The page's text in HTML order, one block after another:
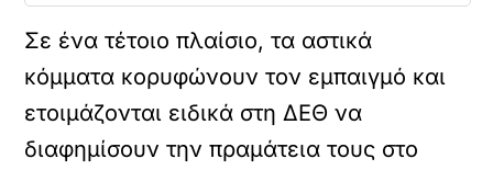
Σε ένα τέτοιο πλαίσιο, τα αστικά
κόμματα κορυφώνουν τον εμπαιγμό και
ετοιμάζονται ειδικά στη ΔΕΘ να
διαφημίσουν την πραμάτεια τους στο